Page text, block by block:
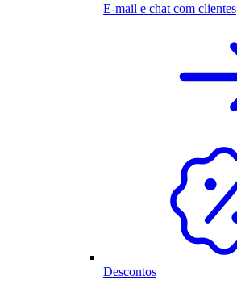
E-mail e chat com clientes
Descontos